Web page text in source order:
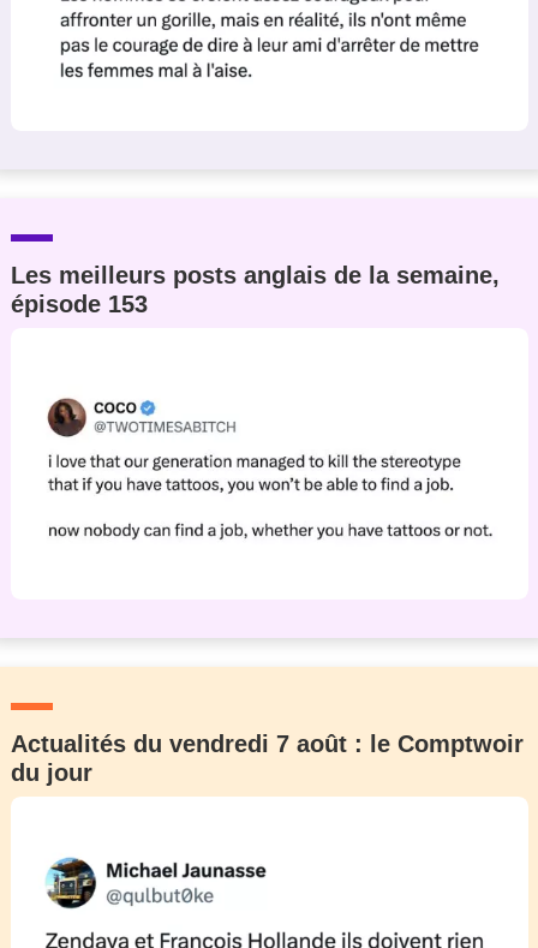
Les meilleurs posts anglais de la semaine,
épisode 153
Actualités du vendredi 7 août : le Comptwoir
du jour